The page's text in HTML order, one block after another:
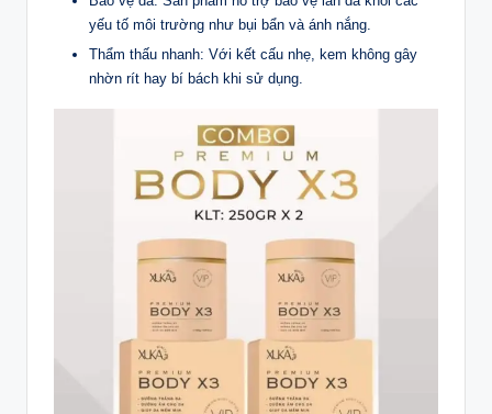
yếu tố môi trường như bụi bẩn và ánh nắng.
Thẩm thấu nhanh: Với kết cấu nhẹ, kem không gây
nhờn rít hay bí bách khi sử dụng.